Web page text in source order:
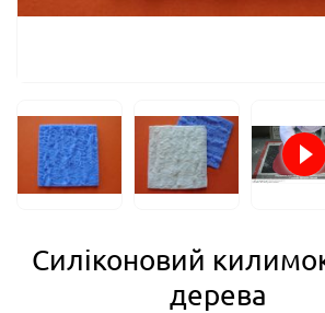
Силіконовий
дерева